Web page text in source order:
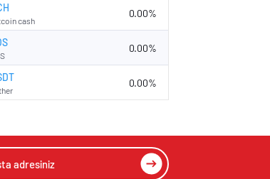
cash
0.00%
0.00%
0.00%